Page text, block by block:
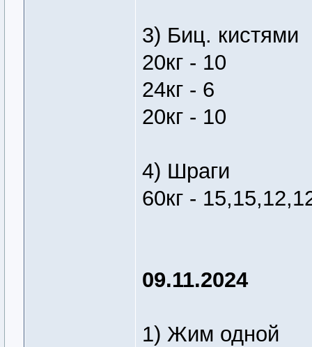
3) Биц. кистями
20кг - 10
24кг - 6
20кг - 10
4) Шраги
60кг -
09.11.2024
1) Жим одной